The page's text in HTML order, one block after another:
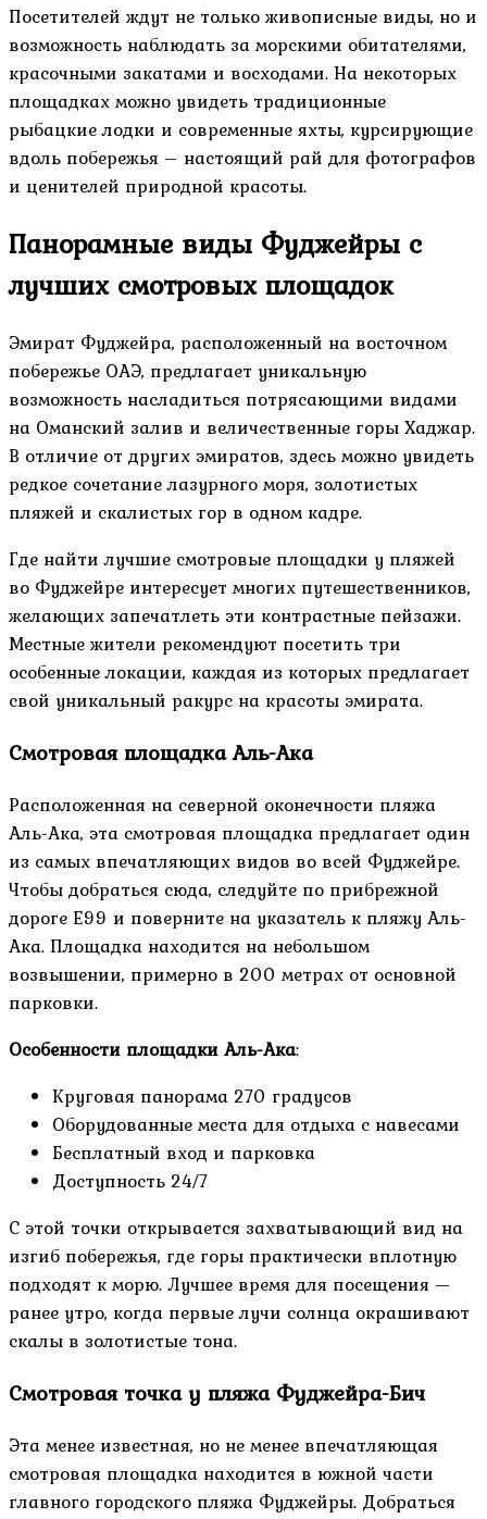
Посетителей ждут не только живописные виды, но и
возможность наблюдать за морскими обитателями,
красочными закатами и восходами. На некоторых
площадках можно увидеть традиционные
рыбацкие лодки и современные яхты, курсирующие
вдоль побережья – настоящий рай для фотографов
и ценителей природной красоты.
Панорамные виды Фуджейры с
лучших смотровых площадок
Эмират Фуджейра, расположенный на восточном
побережье ОАЭ, предлагает уникальную
возможность насладиться потрясающими видами
на Оманский залив и величественные горы Хаджар.
В отличие от других эмиратов, здесь можно увидеть
редкое сочетание лазурного моря, золотистых
пляжей и скалистых гор в одном кадре.
Где найти лучшие смотровые площадки у пляжей
во Фуджейре интересует многих путешественников,
желающих запечатлеть эти контрастные пейзажи.
Местные жители рекомендуют посетить три
особенные локации, каждая из которых предлагает
свой уникальный ракурс на красоты эмирата.
Смотровая площадка Аль-Ака
Расположенная на северной оконечности пляжа
Аль-Ака, эта смотровая площадка предлагает один
из самых впечатляющих видов во всей Фуджейре.
Чтобы добраться сюда, следуйте по прибрежной
дороге E99 и поверните на указатель к пляжу Аль-
Ака. Площадка находится на небольшом
возвышении, примерно в 200 метрах от основной
парковки.
Особенности площадки Аль-Ака:
Круговая панорама 270 градусов
Оборудованные места для отдыха с навесами
Бесплатный вход и парковка
Доступность 24/7
С этой точки открывается захватывающий вид на
изгиб побережья, где горы практически вплотную
подходят к морю. Лучшее время для посещения —
ранее утро, когда первые лучи солнца окрашивают
скалы в золотистые тона.
Смотровая точка у пляжа Фуджейра-Бич
Эта менее известная, но не менее впечатляющая
смотровая площадка находится в южной части
главного городского пляжа Фуджейры. Добраться